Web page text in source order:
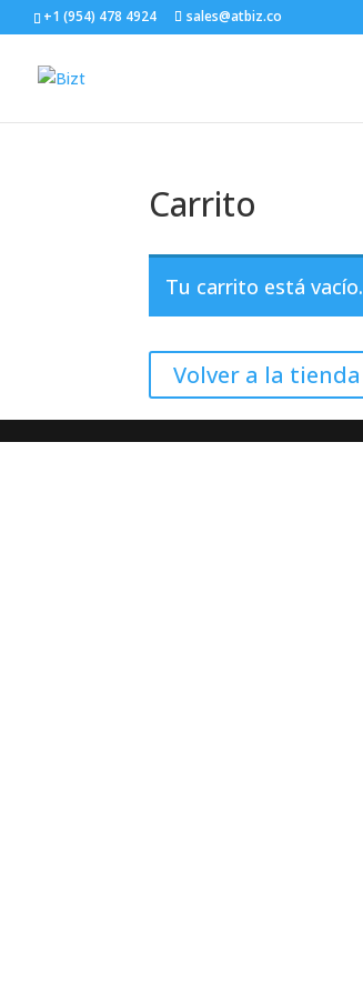
+1 (954) 478 4924 sales@atbiz.co
Carrito
Tu carrito está vacío.
Volver a la tienda